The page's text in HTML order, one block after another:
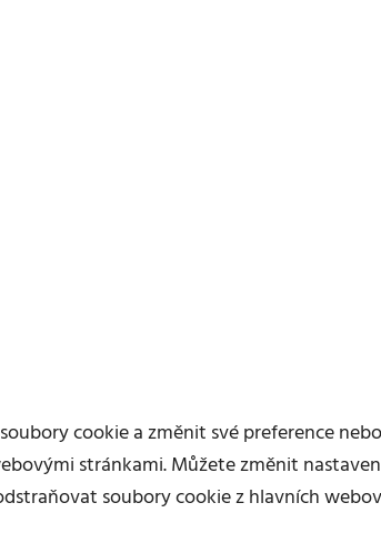
cookie a změnit své preference
stránkami. Můžete změnit
soubory cookie z hlavních